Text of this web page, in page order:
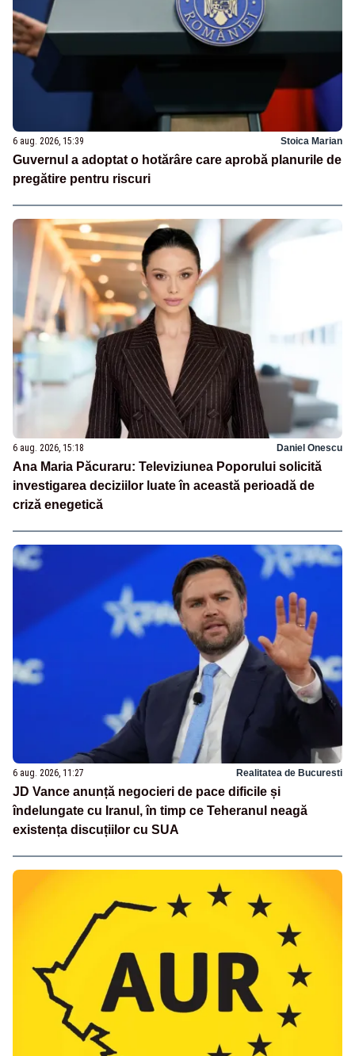
6 aug. 2026, 15:39 Stoica Marian
Guvernul a adoptat o hotărâre care aprobă planurile de
pregătire pentru riscuri
6 aug. 2026, 15:18 Daniel Onescu
Ana Maria Păcuraru: Televiziunea Poporului solicită
investigarea deciziilor luate în această perioadă de
criză enegetică
6 aug. 2026, 11:27 Realitatea de Bucuresti
JD Vance anunță negocieri de pace dificile și
îndelungate cu Iranul, în timp ce Teheranul neagă
existența discuțiilor cu SUA